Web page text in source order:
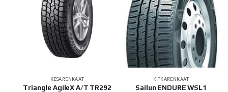
KESÄRENKAAT
Triangle AgileX A/T TR292
KITKARENKAAT
Sailun ENDURE WSL1